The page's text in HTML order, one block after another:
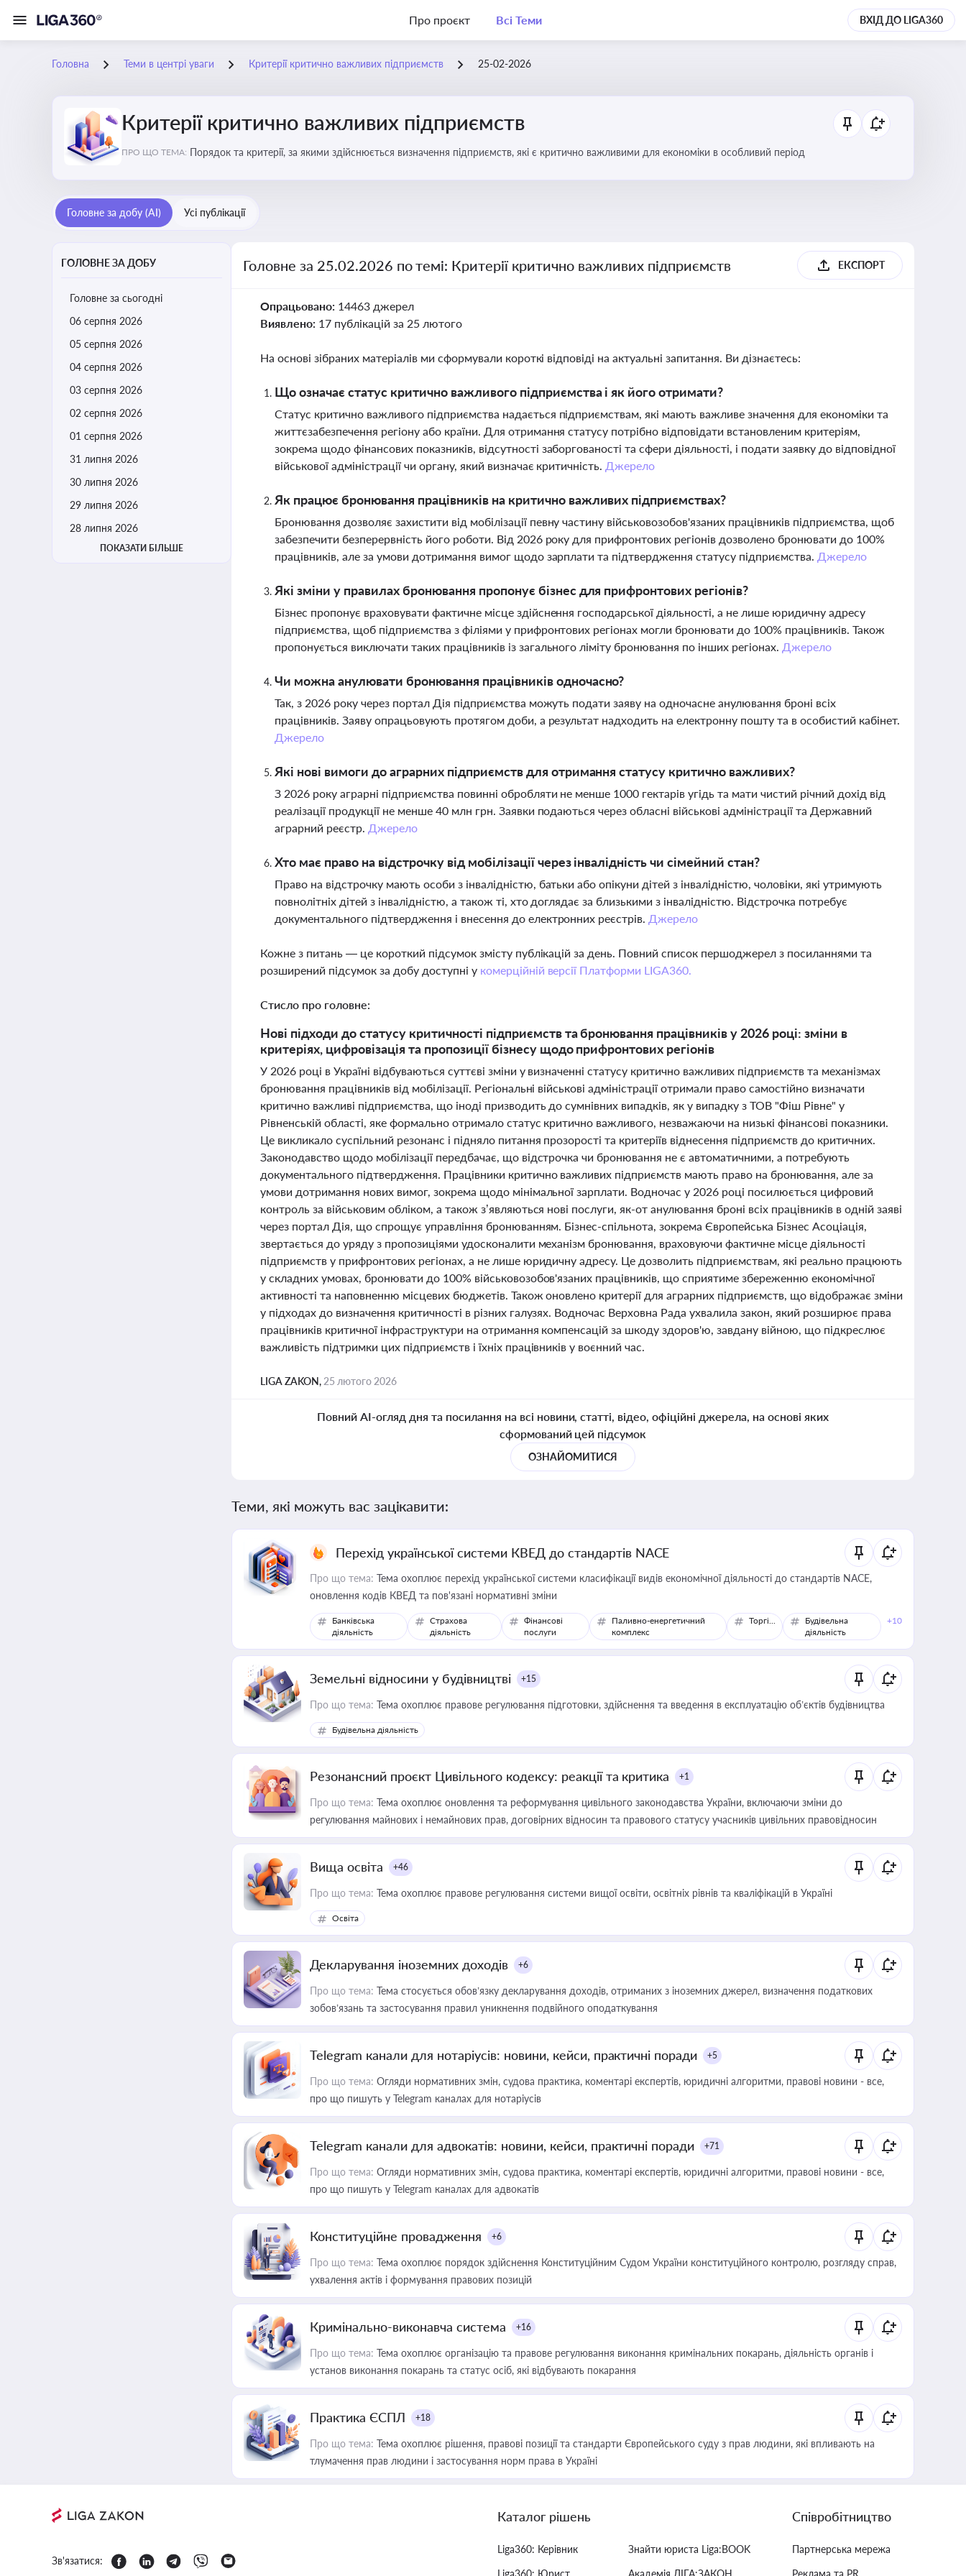
Про проєкт Всі Теми ВХІД ДО LIGA360
Головна Теми в центрі уваги Критерії критично важливих підприємств 25-02-2026
Критерії критично важливих підприємств
ПРО ЩО ТЕМА: Порядок та критерії, за якими здійснюється визначення підприємств, які є критично важливими для економіки в особливий період
Головне за добу (AI) Усі публікації
ГОЛОВНЕ ЗА ДОБУ
Головне за сьогодні
06 серпня 2026
05 серпня 2026
04 серпня 2026
03 серпня 2026
02 серпня 2026
01 серпня 2026
31 липня 2026
30 липня 2026
29 липня 2026
28 липня 2026
ПОКАЗАТИ БІЛЬШЕ
Головне за 25.02.2026 по темі: Критерії критично важливих підприємств ЕКСПОРТ
Опрацьовано: 14463 джерел
Виявлено: 17 публікацій за 25 лютого
На основі зібраних матеріалів ми сформували короткі відповіді на актуальні запитання. Ви дізнаєтесь:
Що означає статус критично важливого підприємства і як його отримати?
Статус критично важливого підприємства надається підприємствам, які мають важливе значення для економіки та
життєзабезпечення регіону або країни. Для отримання статусу потрібно відповідати встановленим критеріям,
зокрема щодо фінансових показників, відсутності заборгованості та сфери діяльності, і подати заявку до відповідної
військової адміністрації чи органу, який визначає критичність. Джерело
Як працює бронювання працівників на критично важливих підприємствах?
Бронювання дозволяє захистити від мобілізації певну частину військовозобов'язаних працівників підприємства, щоб
забезпечити безперервність його роботи. Від 2026 року для прифронтових регіонів дозволено бронювати до 100%
працівників, але за умови дотримання вимог щодо зарплати та підтвердження статусу підприємства. Джерело
Які зміни у правилах бронювання пропонує бізнес для прифронтових регіонів?
Бізнес пропонує враховувати фактичне місце здійснення господарської діяльності, а не лише юридичну адресу
підприємства, щоб підприємства з філіями у прифронтових регіонах могли бронювати до 100% працівників. Також
пропонується виключати таких працівників із загального ліміту бронювання по інших регіонах. Джерело
Чи можна анулювати бронювання працівників одночасно?
Так, з 2026 року через портал Дія підприємства можуть подати заяву на одночасне анулювання броні всіх
працівників. Заяву опрацьовують протягом доби, а результат надходить на електронну пошту та в особистий кабінет.
Джерело
Які нові вимоги до аграрних підприємств для отримання статусу критично важливих?
З 2026 року аграрні підприємства повинні обробляти не менше 1000 гектарів угідь та мати чистий річний дохід від
реалізації продукції не менше 40 млн грн. Заявки подаються через обласні військові адміністрації та Державний
аграрний реєстр. Джерело
Хто має право на відстрочку від мобілізації через інвалідність чи сімейний стан?
Право на відстрочку мають особи з інвалідністю, батьки або опікуни дітей з інвалідністю, чоловіки, які утримують
повнолітніх дітей з інвалідністю, а також ті, хто доглядає за близькими з інвалідністю. Відстрочка потребує
документального підтвердження і внесення до електронних реєстрів. Джерело
Кожне з питань — це короткий підсумок змісту публікацій за день. Повний список першоджерел з посиланнями та
розширений підсумок за добу доступні у комерційній версії Платформи LIGA360.
Стисло про головне:
Нові підходи до статусу критичності підприємств та бронювання працівників у 2026 році: зміни в
критеріях, цифровізація та пропозиції бізнесу щодо прифронтових регіонів
У 2026 році в Україні відбуваються суттєві зміни у визначенні статусу критично важливих підприємств та механізмах
бронювання працівників від мобілізації. Регіональні військові адміністрації отримали право самостійно визначати
критично важливі підприємства, що іноді призводить до сумнівних випадків, як у випадку з ТОВ "Фіш Рівне" у
Рівненській області, яке формально отримало статус критично важливого, незважаючи на низькі фінансові показники.
Це викликало суспільний резонанс і підняло питання прозорості та критеріїв віднесення підприємств до критичних.
Законодавство щодо мобілізації передбачає, що відстрочка чи бронювання не є автоматичними, а потребують
документального підтвердження. Працівники критично важливих підприємств мають право на бронювання, але за
умови дотримання нових вимог, зокрема щодо мінімальної зарплати. Водночас у 2026 році посилюється цифровий
контроль за військовим обліком, а також з’являються нові послуги, як-от анулювання броні всіх працівників в одній заяві
через портал Дія, що спрощує управління бронюванням. Бізнес-спільнота, зокрема Європейська Бізнес Асоціація,
звертається до уряду з пропозиціями удосконалити механізм бронювання, враховуючи фактичне місце діяльності
підприємств у прифронтових регіонах, а не лише юридичну адресу. Це дозволить підприємствам, які реально працюють
у складних умовах, бронювати до 100% військовозобов'язаних працівників, що сприятиме збереженню економічної
активності та наповненню місцевих бюджетів. Також оновлено критерії для аграрних підприємств, що відображає зміни
у підходах до визначення критичності в різних галузях. Водночас Верховна Рада ухвалила закон, який розширює права
працівників критичної інфраструктури на отримання компенсацій за шкоду здоров'ю, завдану війною, що підкреслює
важливість підтримки цих підприємств і їхніх працівників у воєнний час.
LIGA ZAKON, 25 лютого 2026
Повний AI-огляд дня та посилання на всі новини, статті, відео, офіційні джерела, на основі яких
сформований цей підсумок
ОЗНАЙОМИТИСЯ
Теми, які можуть вас зацікавити:
Перехід української системи КВЕД до стандартів NACE
Про що тема: Тема охоплює перехід української системи класифікації видів економічної діяльності до стандартів NACE,
оновлення кодів КВЕД та пов'язані нормативні зміни
Банківська
діяльність
Страхова
діяльність
Фінансові
послуги
Паливно-енергетичний
комплекс
Торгівля
Будівельна
діяльність
+10
Земельні відносини у будівництві +15
Про що тема: Тема охоплює правове регулювання підготовки, здійснення та введення в експлуатацію об’єктів будівництва
Будівельна діяльність
Резонансний проєкт Цивільного кодексу: реакції та критика +1
Про що тема: Тема охоплює оновлення та реформування цивільного законодавства України, включаючи зміни до
регулювання майнових і немайнових прав, договірних відносин та правового статусу учасників цивільних правовідносин
Вища освіта +46
Про що тема: Тема охоплює правове регулювання системи вищої освіти, освітніх рівнів та кваліфікацій в Україні
Освіта
Декларування іноземних доходів +6
Про що тема: Тема стосується обов’язку декларування доходів, отриманих з іноземних джерел, визначення податкових
зобов’язань та застосування правил уникнення подвійного оподаткування
Telegram канали для нотаріусів: новини, кейси, практичні поради +5
Про що тема: Огляди нормативних змін, судова практика, коментарі експертів, юридичні алгоритми, правові новини - все,
про що пишуть у Telegram каналах для нотаріусів
Telegram канали для адвокатів: новини, кейси, практичні поради +71
Про що тема: Огляди нормативних змін, судова практика, коментарі експертів, юридичні алгоритми, правові новини - все,
про що пишуть у Telegram каналах для адвокатів
Конституційне провадження +6
Про що тема: Тема охоплює порядок здійснення Конституційним Судом України конституційного контролю, розгляду справ,
ухвалення актів і формування правових позицій
Кримінально-виконавча система +16
Про що тема: Тема охоплює організацію та правове регулювання виконання кримінальних покарань, діяльність органів і
установ виконання покарань та статус осіб, які відбувають покарання
Практика ЄСПЛ +18
Про що тема: Тема охоплює рішення, правові позиції та стандарти Європейського суду з прав людини, які впливають на
тлумачення прав людини і застосування норм права в Україні
Зв'язатися:
Каталог рішень
Liga360: Керівник
Liga360: Юрист
Знайти юриста Liga:BOOK
Академія ЛІГА:ЗАКОН
Співробітництво
Партнерська мережа
Реклама та PR